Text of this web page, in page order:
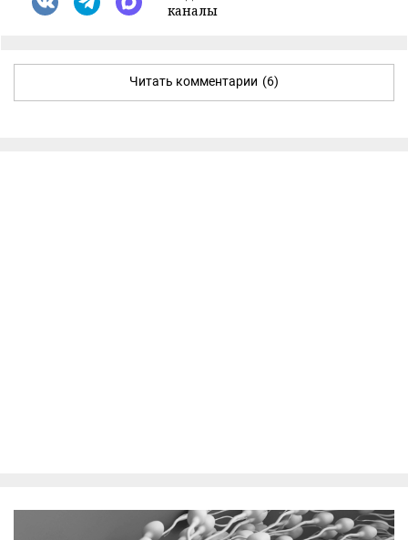
каналы
Читать комментарии (6)